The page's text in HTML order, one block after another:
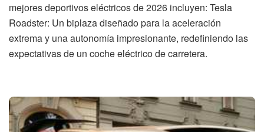
mejores deportivos eléctricos de 2026 incluyen: Tesla
Roadster: Un biplaza diseñado para la aceleración
extrema y una autonomía impresionante, redefiniendo las
expectativas de un coche eléctrico de carretera.